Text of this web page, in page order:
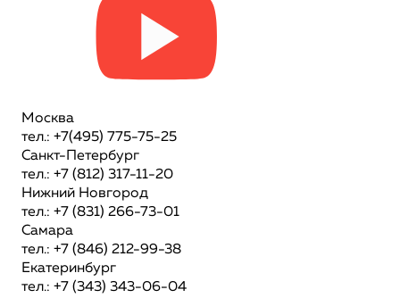
Москва
тел.: +7(495) 775-75-25
Санкт-Петербург
тел.: +7 (812) 317-11-20
Нижний Новгород
тел.: +7 (831) 266-73-01
Самара
тел.: +7 (846) 212-99-38
Екатеринбург
тел.: +7 (343) 343-06-04